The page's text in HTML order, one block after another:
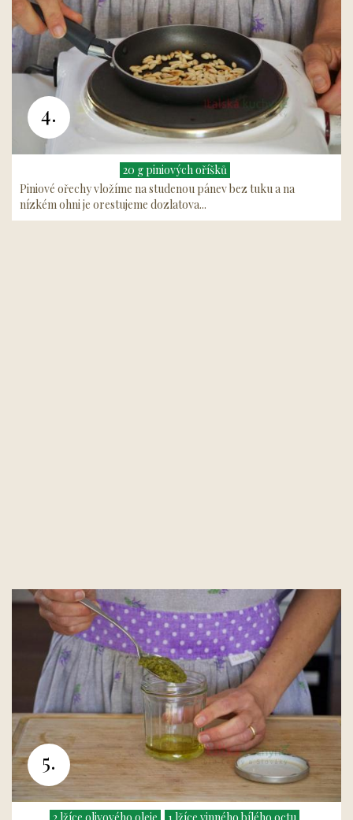
4.
20 g piniových oříšků
Piniové ořechy vložíme na studenou pánev bez tuku a na
nízkém ohni je orestujeme dozlatova...
5.